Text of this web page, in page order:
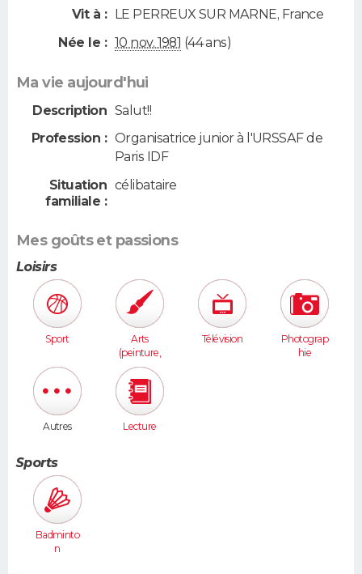
Vit à : LE PERREUX SUR MARNE, France
Née le : 10 nov. 1981 (44 ans)
Ma vie aujourd'hui
Description Salut!!
Profession : Organisatrice junior à l'URSSAF de
Paris IDF
Situation
familiale :
célibataire
Mes goûts et passions
Loisirs
Sport
Arts
(peinture,
sculpture...
)
Télévision
Photograp
hie
Autres Lecture
Sports
Badminto
n